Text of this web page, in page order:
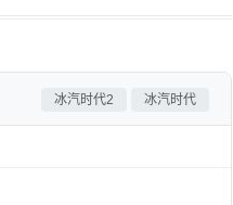
冰汽时代2 冰汽时代